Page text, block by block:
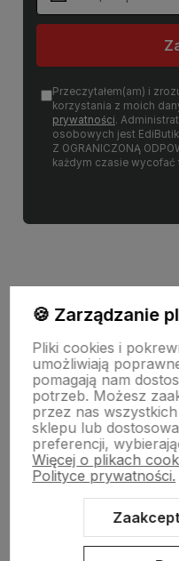
Przeczytałem(am) i
korzystania z moich
prywatności.
osobowych jest
Z OGRANICZONĄ
każdym czasie wycofać
Pomoc
Moje konto
Swiat Edibutik
🍪 Zarządzanie
Pliki cookies i
umożliwiają
pomagają nam
potrzeb. Możesz
przez nas
sklepu lub
preferencji,
Więcej o plikach
Polityce prywatności.